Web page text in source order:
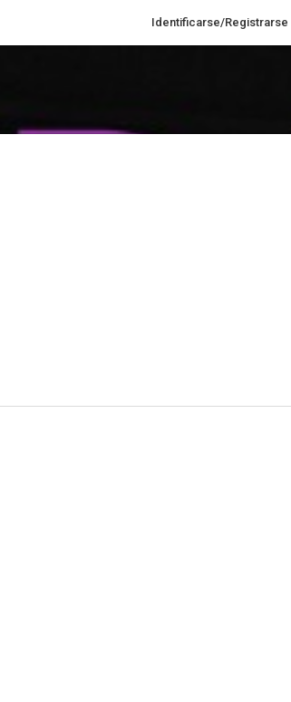
Identificarse/Registrarse